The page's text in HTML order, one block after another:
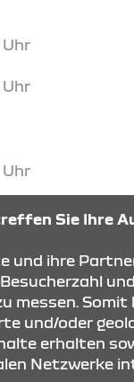
Uhr
Uhr
Uhr
Uhr
Sie Ihre
und ihre
messen. Somit
und/oder
erhalten
Netzwerke